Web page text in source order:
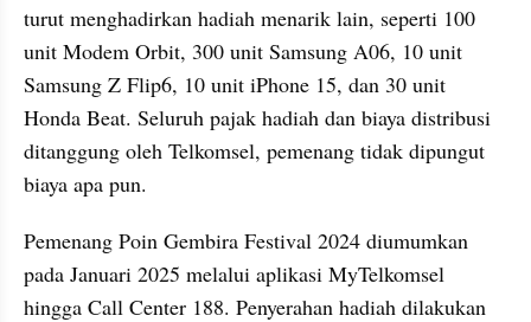
turut menghadirkan hadiah menarik lain, seperti 100
unit Modem Orbit, 300 unit Samsung A06, 10 unit
Samsung Z Flip6, 10 unit iPhone 15, dan 30 unit
Honda Beat. Seluruh pajak hadiah dan biaya distribusi
ditanggung oleh Telkomsel, pemenang tidak dipungut
biaya apa pun.
Pemenang Poin Gembira Festival 2024 diumumkan
pada Januari 2025 melalui aplikasi MyTelkomsel
hingga Call Center 188. Penyerahan hadiah dilakukan